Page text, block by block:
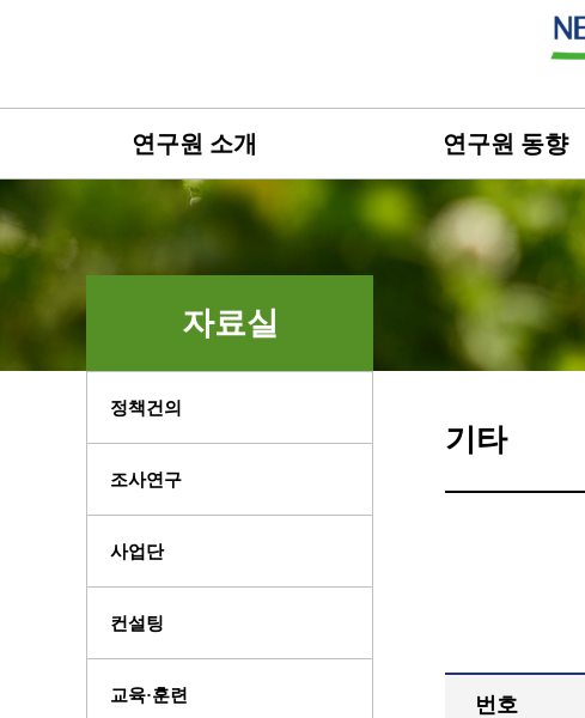
연구원 소개 연구원 동향
자료실
정책건의
조사연구
사업단
컨설팅
교육·훈련
기타
번호